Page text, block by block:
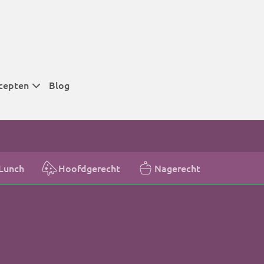
tijden
tijden
Blog
Hoofdgerecht Nagerecht